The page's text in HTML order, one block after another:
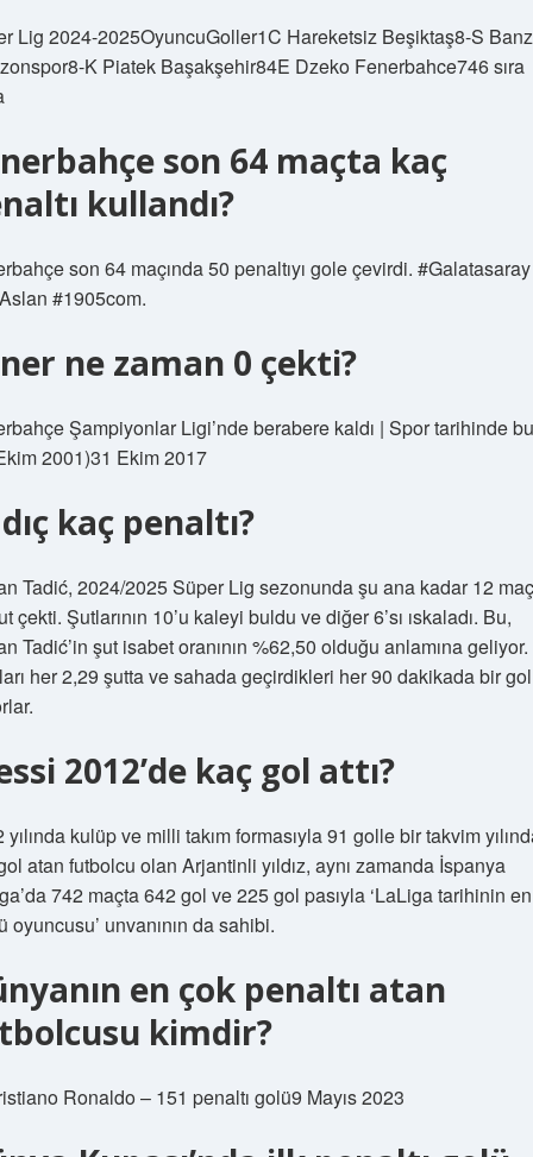
Lig 2024-2025OyuncuGoller1C Hareketsiz Beşiktaş8-S
K Piatek Başakşehir84E Dzeko Fenerbahce746 sıra
son 64 maçta kaç
kullandı?
son 64 maçında 50 penaltıyı gole çevirdi. #Galatasaray
#1905com.
ne zaman 0 çekti?
Şampiyonlar Ligi’nde berabere kaldı | Spor tarihinde
2001)31 Ekim 2017
kaç penaltı?
Tadić, 2024/2025 Süper Lig sezonunda şu ana kadar 12
çekti. Şutlarının 10’u kaleyi buldu ve diğer 6’sı ıskaladı. Bu,
Tadić’in şut isabet oranının %62,50 olduğu anlamına geliyor.
her 2,29 şutta ve sahada geçirdikleri her 90 dakikada bir gol
2012’de kaç gol attı?
yılında kulüp ve milli takım formasıyla 91 golle bir takvim
atan futbolcu olan Arjantinli yıldız, aynı zamanda İspanya
742 maçta 642 gol ve 225 gol pasıyla ‘LaLiga tarihinin en
oyuncusu’ unvanının da sahibi.
en çok penaltı atan
kimdir?
Ronaldo – 151 penaltı golü9 Mayıs 2023